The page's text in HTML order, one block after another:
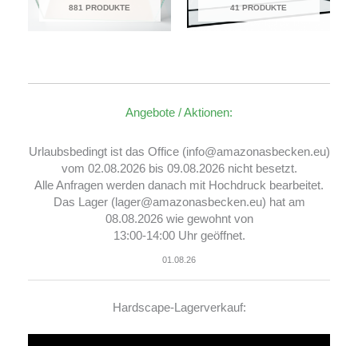
881 PRODUKTE 41 PRODUKTE
Angebote / Aktionen:
Urlaubsbedingt ist das Office (info@amazonasbecken.eu)
vom 02.08.2026 bis 09.08.2026 nicht besetzt.
Alle Anfragen werden danach mit Hochdruck bearbeitet.
Das Lager (lager@amazonasbecken.eu) hat am
08.08.2026 wie gewohnt von
13:00-14:00 Uhr geöffnet.
01.08.26
Hardscape-Lagerverkauf: